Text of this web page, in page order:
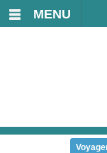
MENU